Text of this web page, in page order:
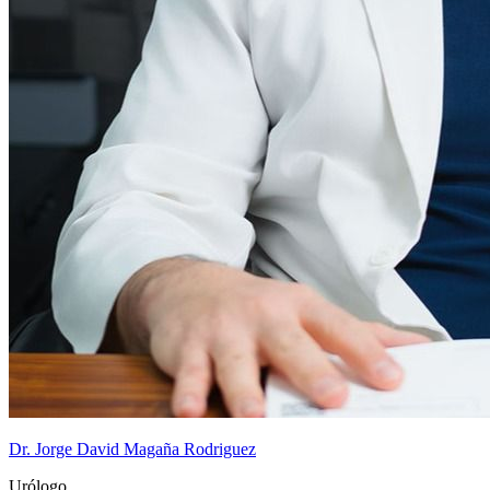
Dr. Jorge David Magaña Rodriguez